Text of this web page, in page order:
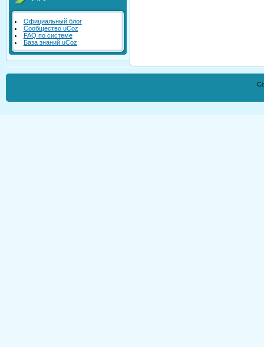
Официальный блог
Сообщество uCoz
FAQ по системе
База знаний uCoz